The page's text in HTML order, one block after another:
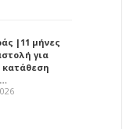
|11 μήνες
για
κατάθεση